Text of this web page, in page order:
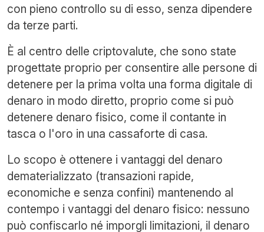
con pieno controllo su di esso, senza dipendere
da terze parti.
È al centro delle criptovalute, che sono state
progettate proprio per consentire alle persone di
detenere per la prima volta una forma digitale di
denaro in modo diretto, proprio come si può
detenere denaro fisico, come il contante in
tasca o l'oro in una cassaforte di casa.
Lo scopo è ottenere i vantaggi del denaro
dematerializzato (transazioni rapide,
economiche e senza confini) mantenendo al
contempo i vantaggi del denaro fisico: nessuno
può confiscarlo né imporgli limitazioni, il denaro